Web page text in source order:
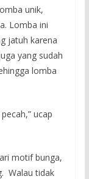
unik,
Lomba ini
jatuh karena
yang sudah
lomba
ucap
motif bunga,
Walau tidak